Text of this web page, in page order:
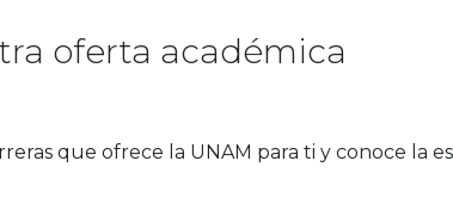
oferta académica
que ofrece la UNAM para ti y conoce la